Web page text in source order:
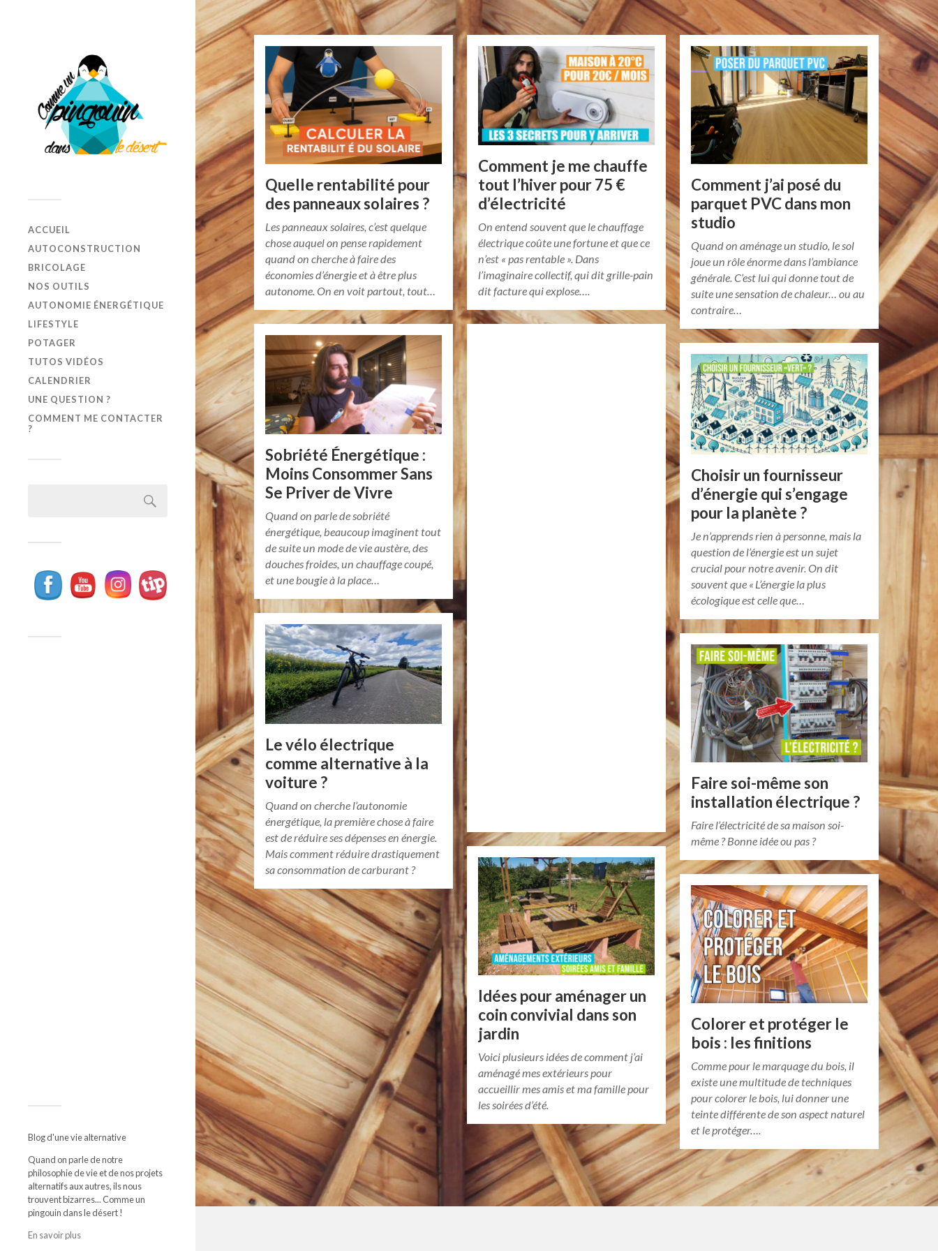
ACCUEIL
AUTOCONSTRUCTION
BRICOLAGE
NOS OUTILS
AUTONOMIE ÉNERGÉTIQUE
LIFESTYLE
POTAGER
TUTOS VIDÉOS
CALENDRIER
UNE QUESTION ?
COMMENT ME CONTACTER
?
Blog d'une vie alternative
Quand on parle de notre
philosophie de vie et de nos projets
alternatifs aux autres, ils nous
trouvent bizarres... Comme un
pingouin dans le désert !
En savoir plus
Quelle rentabilité pour
des panneaux solaires ?
Les panneaux solaires, c’est quelque
chose auquel on pense rapidement
quand on cherche à faire des
économies d’énergie et à être plus
autonome. On en voit partout, tout…
Comment je me chauffe
tout l’hiver pour 75 €
d’électricité
On entend souvent que le chauffage
électrique coûte une fortune et que ce
n’est « pas rentable ». Dans
l’imaginaire collectif, qui dit grille-pain
dit facture qui explose….
Comment j’ai posé du
parquet PVC dans mon
studio
Quand on aménage un studio, le sol
joue un rôle énorme dans l’ambiance
générale. C’est lui qui donne tout de
suite une sensation de chaleur… ou au
contraire…
Sobriété Énergétique :
Moins Consommer Sans
Se Priver de Vivre
Quand on parle de sobriété
énergétique, beaucoup imaginent tout
de suite un mode de vie austère, des
douches froides, un chauffage coupé,
et une bougie à la place…
Choisir un fournisseur
d’énergie qui s’engage
pour la planète ?
Je n’apprends rien à personne, mais la
question de l’énergie est un sujet
crucial pour notre avenir. On dit
souvent que « L’énergie la plus
écologique est celle que…
Le vélo électrique
comme alternative à la
voiture ?
Quand on cherche l’autonomie
énergétique, la première chose à faire
est de réduire ses dépenses en énergie.
Mais comment réduire drastiquement
sa consommation de carburant ?
Faire soi-même son
installation électrique ?
Faire l’électricité de sa maison soi-
même ? Bonne idée ou pas ?
Idées pour aménager un
coin convivial dans son
jardin
Voici plusieurs idées de comment j’ai
aménagé mes extérieurs pour
accueillir mes amis et ma famille pour
les soirées d’été.
Colorer et protéger le
bois : les finitions
Comme pour le marquage du bois, il
existe une multitude de techniques
pour colorer le bois, lui donner une
teinte différente de son aspect naturel
et le protéger….